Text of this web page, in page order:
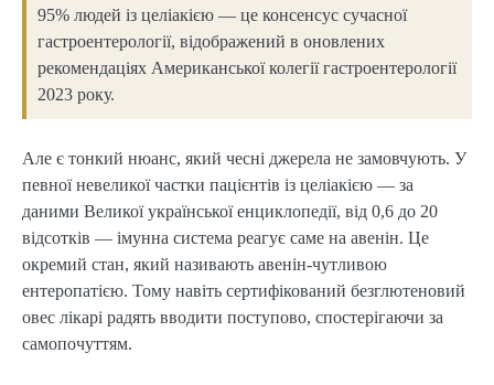
95% людей із целіакією — це консенсус сучасної
гастроентерології, відображений в оновлених
рекомендаціях Американської колегії гастроентерології
2023 року.
Але є тонкий нюанс, який чесні джерела не замовчують. У
певної невеликої частки пацієнтів із целіакією — за
даними Великої української енциклопедії, від 0,6 до 20
відсотків — імунна система реагує саме на авенін. Це
окремий стан, який називають авенін-чутливою
ентеропатією. Тому навіть сертифікований безглютеновий
овес лікарі радять вводити поступово, спостерігаючи за
самопочуттям.